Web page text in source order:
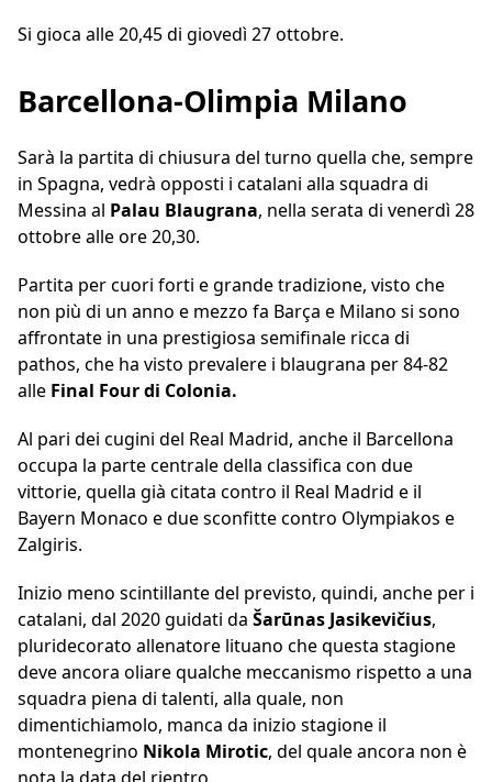
Si gioca alle 20,45 di giovedì 27 ottobre.
Barcellona-Olimpia Milano
Sarà la partita di chiusura del turno quella che, sempre
in Spagna, vedrà opposti i catalani alla squadra di
Messina al Palau Blaugrana, nella serata di venerdì 28
ottobre alle ore 20,30.
Partita per cuori forti e grande tradizione, visto che
non più di un anno e mezzo fa Barça e Milano si sono
affrontate in una prestigiosa semifinale ricca di
pathos, che ha visto prevalere i blaugrana per 84-82
alle Final Four di Colonia.
Al pari dei cugini del Real Madrid, anche il Barcellona
occupa la parte centrale della classifica con due
vittorie, quella già citata contro il Real Madrid e il
Bayern Monaco e due sconfitte contro Olympiakos e
Zalgiris.
Inizio meno scintillante del previsto, quindi, anche per i
catalani, dal 2020 guidati da ŠarūnasJasikevičius,
pluridecorato allenatore lituano che questa stagione
deve ancora oliare qualche meccanismo rispetto a una
squadra piena di talenti, alla quale, non
dimentichiamolo, manca da inizio stagione il
montenegrino Nikola Mirotic, del quale ancora non è